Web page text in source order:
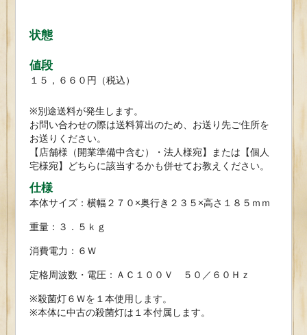
状態
値段
１５，６６０円（税込）
※別途送料が発生します。
お問い合わせの際は送料算出のため、お送り先ご住所を
お送りください。
【店舗様（開業準備中含む）・法人様宛】または【個人
宅様宛】どちらに該当するかも併せてお教えください。
仕様
本体サイズ：横幅２７０×奥行き２３５×高さ１８５ｍｍ
重量：３．５ｋｇ
消費電力：６Ｗ
定格周波数・電圧：ＡＣ１００Ｖ ５０／６０Ｈｚ
※殺菌灯６Ｗを１本使用します。
※本体に中古の殺菌灯は１本付属します。